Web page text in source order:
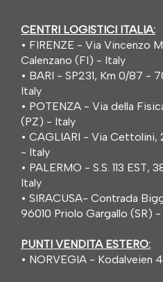
CENTRI LOGISTICI ITALIA:
• FIRENZE - Via Vincenzo
Calenzano (FI) - Italy
• BARI - SP231, Km 0/87 -
Italy
• POTENZA - Via della
(PZ) - Italy
• CAGLIARI - Via
- Italy
• PALERMO - S.S. 113
Italy
• SIRACUSA- Contrada
96010 Priolo Gargallo (SR)
PUNTI VENDITA ESTERO:
• NORVEGIA - Kodalveien